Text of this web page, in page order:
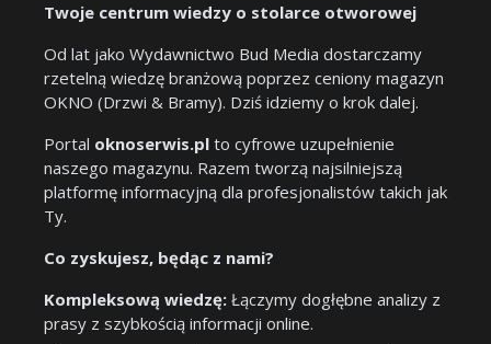
Twoje centrum wiedzy o stolarce otworowej
Od lat jako Wydawnictwo Bud Media dostarczamy
rzetelną wiedzę branżową poprzez ceniony magazyn
OKNO (Drzwi & Bramy). Dziś idziemy o krok dalej.
Portal oknoserwis.pl to cyfrowe uzupełnienie
naszego magazynu. Razem tworzą najsilniejszą
platformę informacyjną dla profesjonalistów takich jak
Ty.
Co zyskujesz, będąc z nami?
Kompleksową wiedzę: Łączymy dogłębne analizy z
prasy z szybkością informacji online.